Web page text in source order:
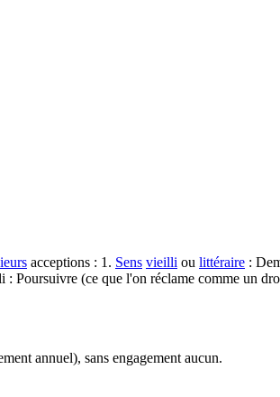
acceptions : 1. Sens vieilli ou littéraire :
: Poursuivre (ce que l'on réclame comme un
annuel), sans engagement aucun.